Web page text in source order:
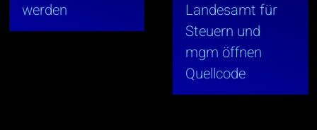
werden
Landesamt für
Steuern und
mgm öffnen
Quellcode